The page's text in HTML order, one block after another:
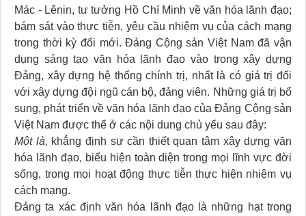
Mác - Lênin, tư tưởng Hồ Chí Minh về văn hóa lãnh đạo;
bám sát vào thực tiễn, yêu cầu nhiệm vụ của cách mạng
trong thời kỳ đổi mới. Đảng Cộng sản Việt Nam đã vận
dụng sáng tạo văn hóa lãnh đạo vào trong xây dựng
Đảng, xây dựng hệ thống chính trị, nhất là có giá trị đối
với xây dựng đội ngũ cán bộ, đảng viên. Những giá trị bổ
sung, phát triển về văn hóa lãnh đạo của Đảng Cộng sản
Việt Nam được thể ở các nội dung chủ yếu sau đây:
Một là, khẳng định sự cần thiết quan tâm xây dựng văn
hóa lãnh đạo, biểu hiện toàn diện trong mọi lĩnh vực đời
sống, trong mọi hoạt động thực tiễn thực hiện nhiệm vụ
cách mạng.
Đảng ta xác định văn hóa lãnh đạo là những hạt trong